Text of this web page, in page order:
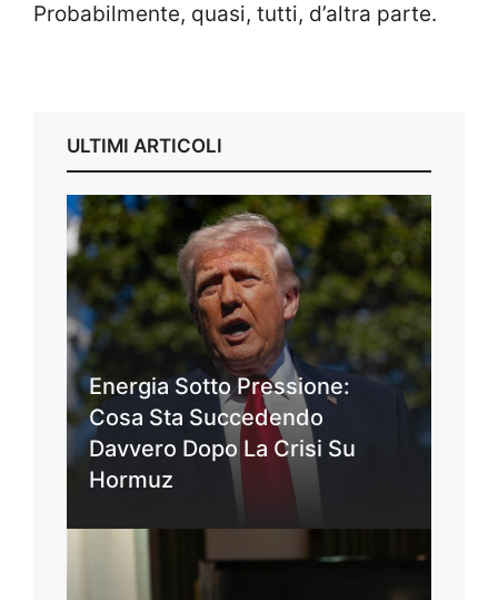
Probabilmente, quasi, tutti, d’altra parte.
ULTIMI ARTICOLI
Energia Sotto Pressione:
Cosa Sta Succedendo
Davvero Dopo La Crisi Su
Hormuz